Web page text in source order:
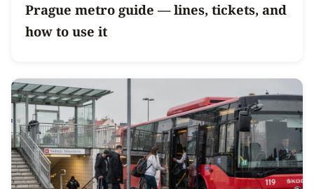
Prague metro guide — lines, tickets, and
how to use it